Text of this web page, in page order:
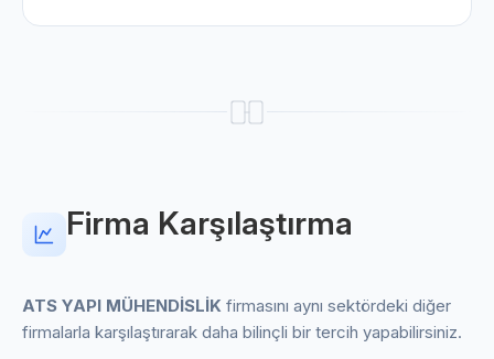
Firma Karşılaştırma
ATS YAPI MÜHENDİSLİK firmasını aynı sektördeki diğer
firmalarla karşılaştırarak daha bilinçli bir tercih yapabilirsiniz.